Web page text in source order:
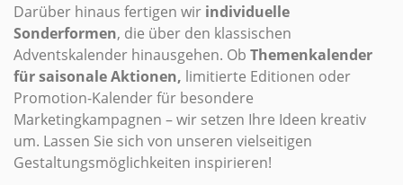
Darüber hinaus fertigen wir individuelle
Sonderformen, die über den klassischen
Adventskalender hinausgehen. Ob Themenkalender
für saisonale Aktionen, limitierte Editionen oder
Promotion-Kalender für besondere
Marketingkampagnen – wir setzen Ihre Ideen kreativ
um. Lassen Sie sich von unseren vielseitigen
Gestaltungsmöglichkeiten inspirieren!